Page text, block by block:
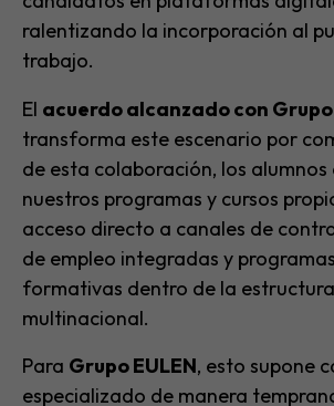
ralentizando la incorporación al
trabajo.
El acuerdo alcanzado con Grupo
transforma este escenario por
de esta colaboración, los alumnos
nuestros programas y cursos
acceso directo a canales de
de empleo integradas y
formativas dentro de la
multinacional.
Para Grupo EULEN, esto supone
especializado de manera